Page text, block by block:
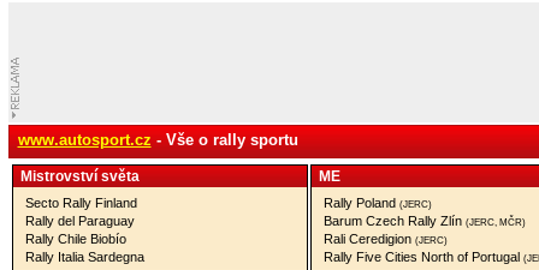
www.autosport.cz - Vše o rally sportu
Mistrovství­ světa
Secto Rally Finland
Rally del Paraguay
Rally Chile Biobío
Rally Italia Sardegna
ME
Rally Poland (JERC)
Barum Czech Rally Zlín (JERC, MČR)
Rali Ceredigion (JERC)
Rally Five Cities North of Portugal